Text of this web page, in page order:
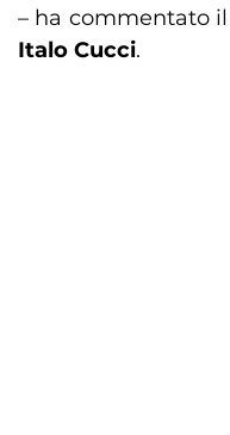
– ha commentato
Italo Cucci.